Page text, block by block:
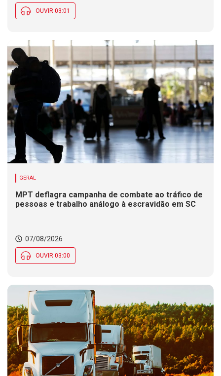
OUVIR 03:01
GERAL
MPT deflagra campanha de combate ao tráfico de
pessoas e trabalho análogo à escravidão em SC
07/08/2026
OUVIR 03:00